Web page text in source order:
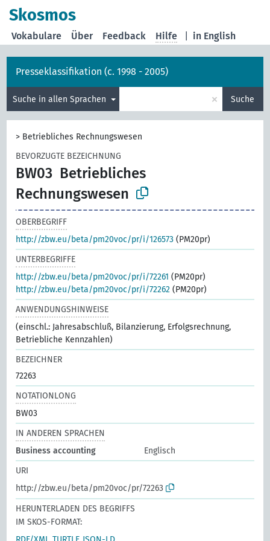
Skosmos
in English
Vokabulare Über Feedback Hilfe
Presseklassifikation (c. 1998 - 2005)
Suche in allen Sprachen × Suche
> Betriebliches Rechnungswesen
BEVORZUGTE BEZEICHNUNG
BW03 Betriebliches
Rechnungswesen
OBERBEGRIFF
http://zbw.eu/beta/pm20voc/pr/i/126573 (PM20pr)
UNTERBEGRIFFE
http://zbw.eu/beta/pm20voc/pr/i/72261 (PM20pr)
http://zbw.eu/beta/pm20voc/pr/i/72262 (PM20pr)
ANWENDUNGSHINWEISE
(einschl.: Jahresabschluß, Bilanzierung, Erfolgsrechnung,
Betriebliche Kennzahlen)
BEZEICHNER
72263
NOTATIONLONG
BW03
IN ANDEREN SPRACHEN
Business accounting
Englisch
URI
http://zbw.eu/beta/pm20voc/pr/72263
HERUNTERLADEN DES BEGRIFFS
IM SKOS-FORMAT: